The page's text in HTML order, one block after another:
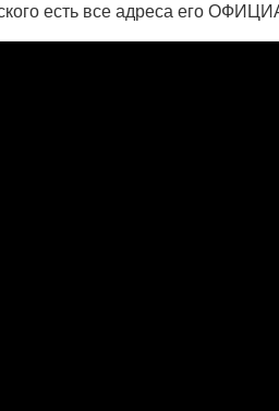
есть все адреса его